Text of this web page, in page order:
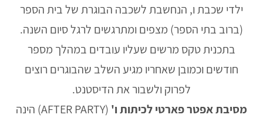
ילדי שכבת ו, הנחשבת לשכבה הבוגרת של בית הספר
(ברוב בתי הספר) מצפים ומתרגשים לרגל סיום השנה.
בתכנית טקס מרשים שעליו עובדים במהלך מספר
חודשים וכמובן שאחריו מגיע השלב שהבוגרים רוצים
לפרוק ולשבור את הדיסטנט.
מסיבת אפטר פארטי לכיתות ו'
(AFTER PARTY) הינה